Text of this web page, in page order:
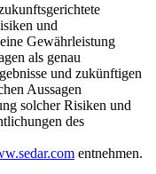
und
Gewährleistung
als genau
und zukünftigen
Aussagen
solcher Risiken und
des
entnehmen.